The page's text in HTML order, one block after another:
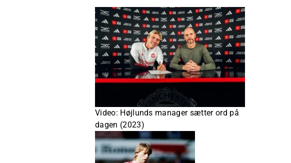
Video: Højlunds manager sætter ord på
dagen (2023)